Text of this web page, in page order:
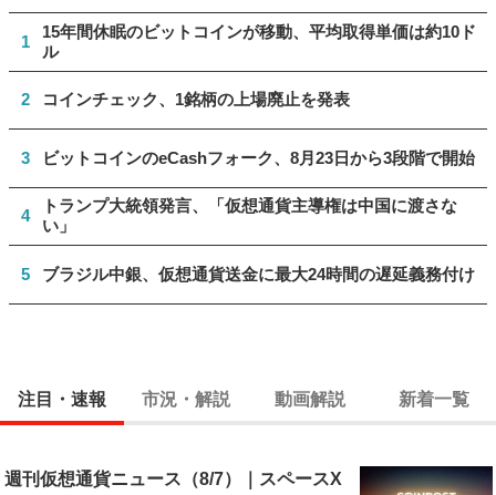
1
15年間休眠のビットコインが移動、平均取得単価は約10ド
ル
2 コインチェック、1銘柄の上場廃止を発表
3 ビットコインのeCashフォーク、8月23日から3段階で開始
4
トランプ大統領発言、「仮想通貨主導権は中国に渡さな
い」
5 ブラジル中銀、仮想通貨送金に最大24時間の遅延義務付け
注目・速報 市況・解説 動画解説 新着一覧
週刊仮想通貨ニュース（8/7）｜スペースX